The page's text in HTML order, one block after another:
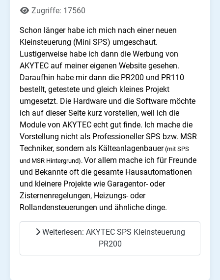
Zugriffe: 17560
Schon länger habe ich mich nach einer neuen
Kleinsteuerung (Mini SPS) umgeschaut.
Lustigerweise habe ich dann die Werbung von
AKYTEC auf meiner eigenen Website gesehen.
Daraufhin habe mir dann die PR200 und PR110
bestellt, getestete und gleich kleines Projekt
umgesetzt. Die Hardware und die Software möchte
ich auf dieser Seite kurz vorstellen, weil ich die
Module von AKYTEC echt gut finde. Ich mache die
Vorstellung nicht als Professioneller SPS bzw. MSR
Techniker, sondern als Kälteanlagenbauer(mit SPS
und MSR Hintergrund). Vor allem mache ich für Freunde
und Bekannte oft die gesamte Hausautomationen
und kleinere Projekte wie Garagentor- oder
Zisternenregelungen, Heizungs- oder
Rollandensteuerungen und ähnliche dinge.
Weiterlesen: AKYTEC SPS Kleinsteuerung
PR200